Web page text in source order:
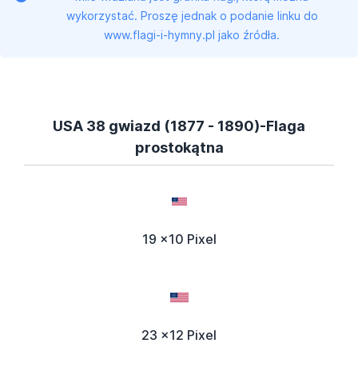
wykorzystać. Proszę jednak o podanie linku do
www.flagi-i-hymny.pl jako źródła.
USA 38 gwiazd (1877 - 1890)-Flaga
prostokątna
19 x10 Pixel
23 x12 Pixel